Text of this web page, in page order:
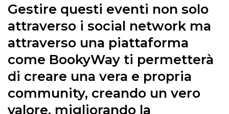
Gestire questi eventi non solo
attraverso i social network ma
attraverso una piattaforma
come BookyWay ti permetterà
di creare una vera e propria
community, creando un vero
valore, migliorando la